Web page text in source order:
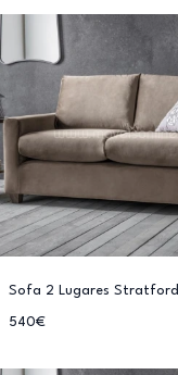
Sofa 2 Lugares Stratford
540€